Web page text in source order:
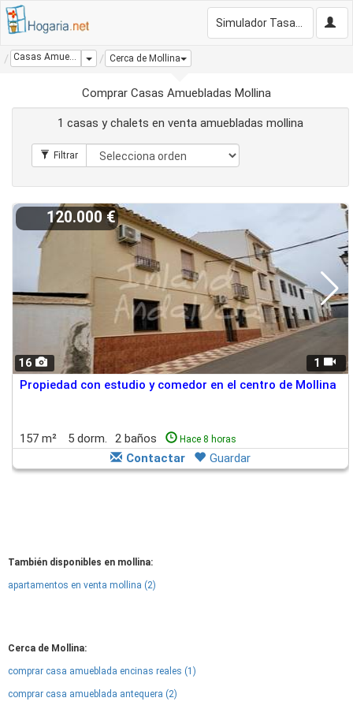
Casas Amuebladas Mollina Dropdown
Cerca de Mollina
Comprar Casas Amuebladas Mollina
1 casas y chalets en venta amuebladas mollina
16 1
120.000 €
Propiedad con estudio y comedor en el centro de Mollina
157 m² 5 dorm. 2 baños Hace 8 horas
Contactar Guardar
También disponibles en mollina:
apartamentos en venta mollina (2)
Cerca de Mollina:
comprar casa amueblada encinas reales (1)
comprar casa amueblada antequera (2)